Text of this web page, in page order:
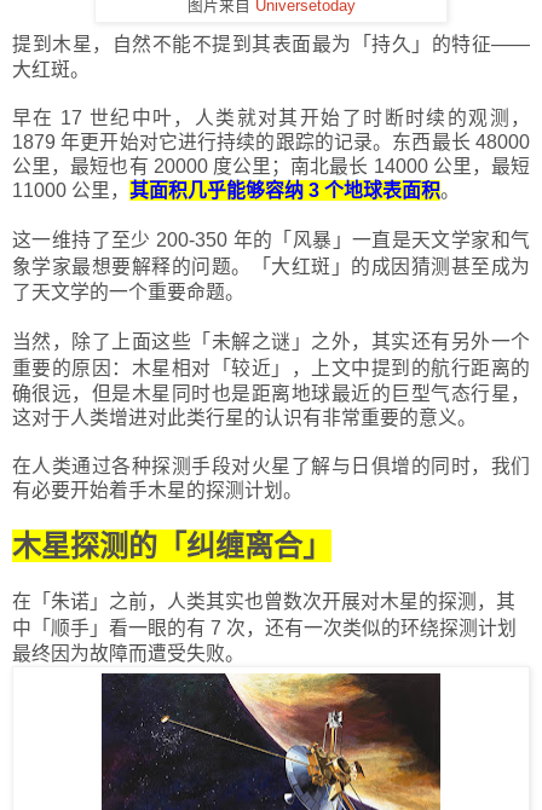
图片来自 Universetoday
提到木星，自然不能不提到其表面最为 「 持久 」 的特征——
大红斑。
早在 17 世纪中叶，人类就对其开始了时断时续的观测，
1879 年更开始对它进行持续的跟踪的记录。东西最长 48000
公里，最短也有 20000 度公里；南北最长 14000 公里，最短
11000 公里， 其面积几乎能够容纳 3 个地球表面积。
这一维持了至少 200-350 年的 「 风暴 」 一直是天文学家和气
象学家最想要解释的问题。
「 大红斑 」 的成因猜测甚至成为
了天文学的一个重要命题。
当然，除了上面这些 「 未解之谜 」 之外，其实还有另外一个
重要的原因：木星相对 「较近 」
，上文中提到的航行距离的
确很远，但是木星同时也是距离地球最近的巨型气态行星，
这对于人类增进对此类行星的认识有非常重要的意义。
在人类通过各种探测手段对火星了解与日俱增的同时，我们
有必要开始着手木星的探测计划。
木星探测的 「 纠缠离合」
在 「 朱诺 」 之前，人类其实也曾数次开展对木星的探测，其
中 「 顺手 」 看一眼的有 7 次，还有一次类似的环绕探测计划
最终因为故障而遭受失败。